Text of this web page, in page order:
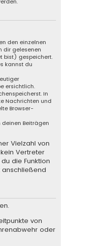
den einzelnen
dir gelesenen
bist) gespeichert.
kannst du
ersichtlich.
In
Nachrichten und
Browser-
Beiträgen
Vielzahl von
Vertreter
die Funktion
anschließend
von
oder